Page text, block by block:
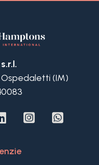
(IM)